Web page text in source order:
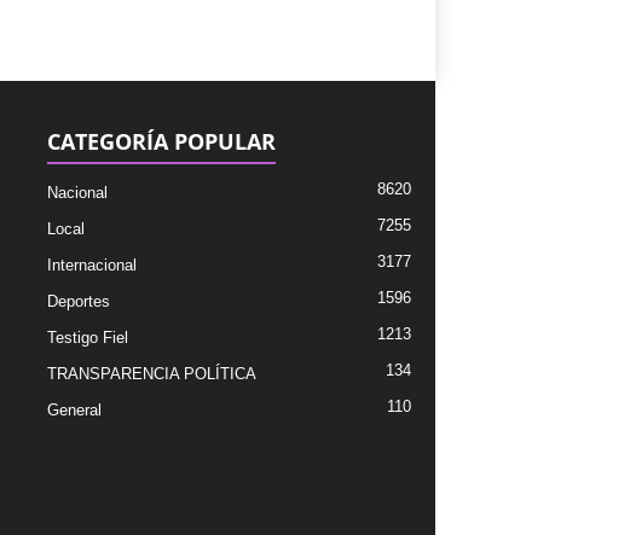
CATEGORÍA POPULAR
Nacional 8620
Local 7255
Internacional 3177
Deportes 1596
Testigo Fiel 1213
TRANSPARENCIA POLÍTICA 134
General 110